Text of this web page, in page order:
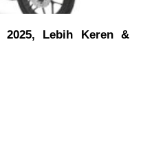
2025, Lebih Keren &